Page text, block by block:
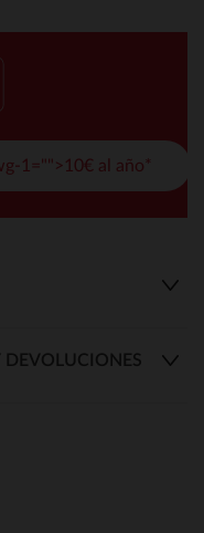
1="">10€ al año*
DEVOLUCIONES